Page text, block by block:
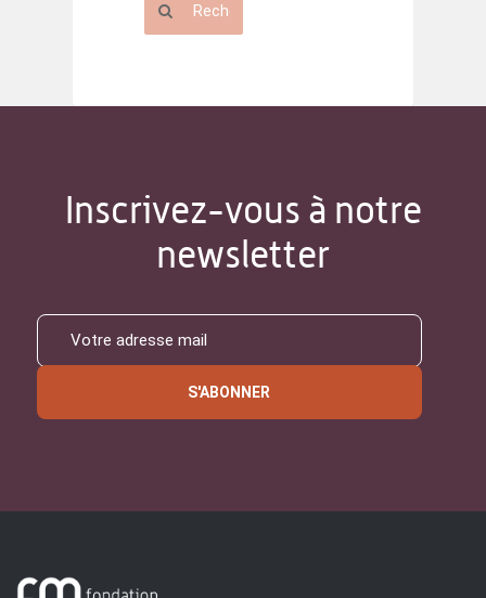
Inscrivez-vous à notre
newsletter
S'ABONNER